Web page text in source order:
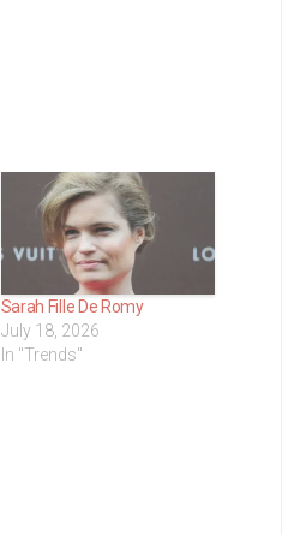
Sarah Fille De Romy
July 18, 2026
In "Trends"